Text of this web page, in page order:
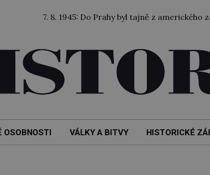
8. 1945: Do Prahy byl tajně z amerického zajetí
OSOBNOSTI VÁLKY A BITVY HISTORICKÉ